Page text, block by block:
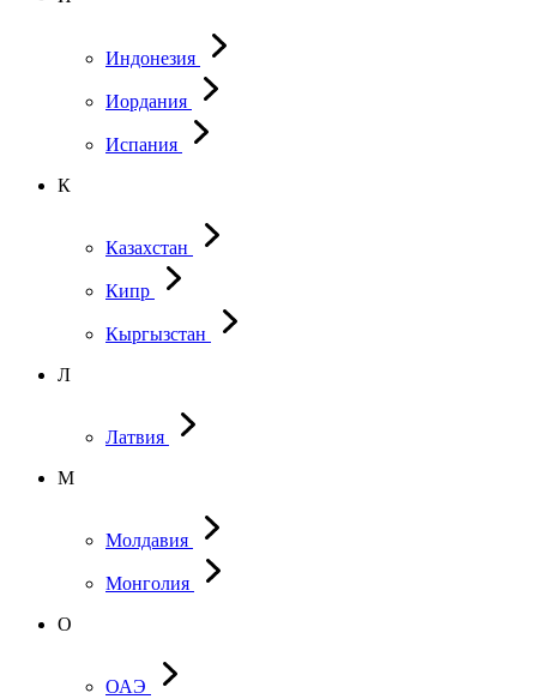
Индонезия
Иордания
Испания
К
Казахстан
Кипр
Кыргызстан
Л
Латвия
М
Молдавия
Монголия
О
ОАЭ